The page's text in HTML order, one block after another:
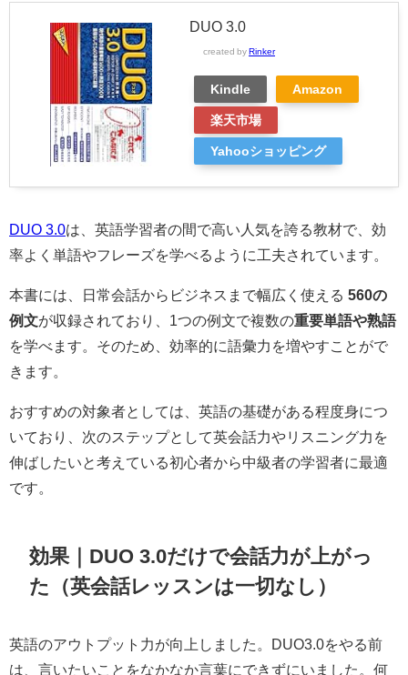
DUO 3.0
created by Rinker
Kindle Amazon
楽天市場
Yahooショッピング
DUO 3.0は、英語学習者の間で高い人気を誇る教材で、効
率よく単語やフレーズを学べるように工夫されています。
本書には、日常会話からビジネスまで幅広く使える 560の
例文が収録されており、1つの例文で複数の重要単語や熟語
を学べます。そのため、効率的に語彙力を増やすことがで
きます。
おすすめの対象者としては、英語の基礎がある程度身につ
いており、次のステップとして英会話力やリスニング力を
伸ばしたいと考えている初心者から中級者の学習者に最適
です。
効果｜DUO 3.0だけで会話力が上がっ
た（英会話レッスンは一切なし）
英語のアウトプット力が向上しました。DUO3.0をやる前
は、言いたいことをなかなか言葉にできずにいました。何